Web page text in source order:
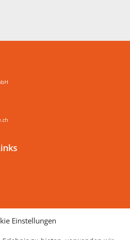
Einstellungen
Thema Food Save erfahren?
Stories direkt in Ihrer Mailbox